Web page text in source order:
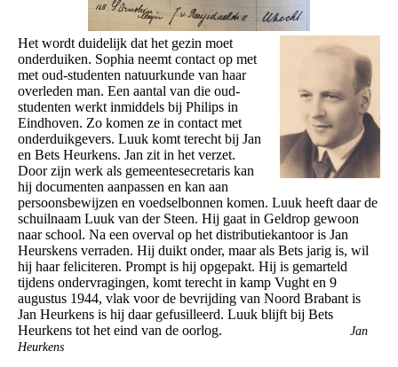
Het wordt duidelijk dat het gezin moet
onderduiken. Sophia neemt contact op met
met oud-studenten natuurkunde van haar
overleden man. Een aantal van die oud-
studenten werkt inmiddels bij Philips in
Eindhoven. Zo komen ze in contact met
onderduikgevers. Luuk komt terecht bij Jan
en Bets Heurkens. Jan zit in het verzet.
Door zijn werk als gemeentesecretaris kan
hij documenten aanpassen en kan aan
persoonsbewijzen en voedselbonnen komen. Luuk heeft daar de
schuilnaam Luuk van der Steen. Hij gaat in Geldrop gewoon
naar school. Na een overval op het distributiekantoor is Jan
Heurskens verraden. Hij duikt onder, maar als Bets jarig is, wil
hij haar feliciteren. Prompt is hij opgepakt. Hij is gemarteld
tijdens ondervragingen, komt terecht in kamp Vught en 9
augustus 1944, vlak voor de bevrijding van Noord Brabant is
Jan Heurkens is hij daar gefusilleerd. Luuk blijft bij Bets
Heurkens tot het eind van de oorlog. Jan
Heurkens